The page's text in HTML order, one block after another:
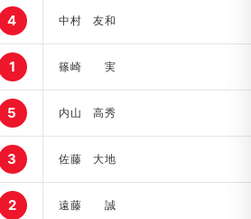
4 中村 友和
1 篠崎 実
5 内山 高秀
3 佐藤 大地
2 遠藤 誠